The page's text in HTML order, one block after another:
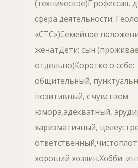
(техническое)Профессия,
сфера деятельности:
«СТС»)Семейное
женатДети: сын
отдельно)Коротко о себе:
общительный,
позитивный, с чувством
юмора,адекватный,
харизматичный,
хороший хозяин.Хобби,